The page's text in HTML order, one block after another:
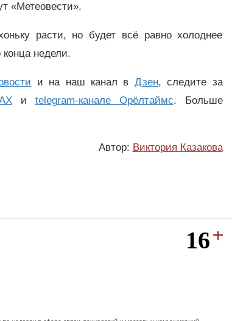
«Метеовести».
расти, но будет всё равно холоднее
недели.
и на наш канал в Дзен, следите за
и telegram-канале Орёлтаймс. Больше
Автор: Виктория Казакова